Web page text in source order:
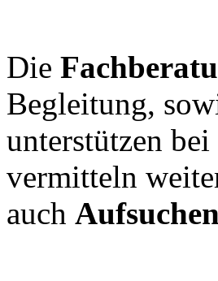
Die
Begleitung,
unterstützen
vermitteln
auch